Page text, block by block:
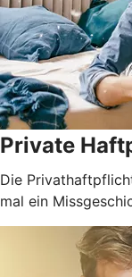
Private
Die
mal ein